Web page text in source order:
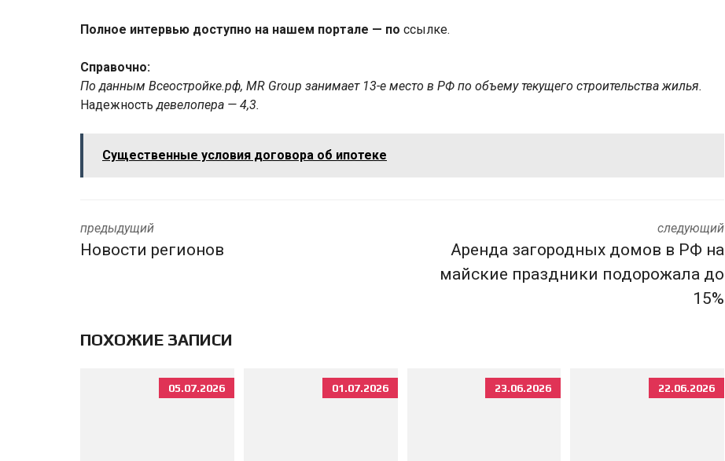
Полное интервью доступно на нашем портале — по ссылке.
Справочно:
По данным Всeостройке.pф, MR Group занимает 13-е место в РФ по объему текущего строительства жилья.
Надежность девелопера — 4,3.
Существенные условия договора об ипотеке
предыдущий
Новости регионов
следующий
Аренда загородных домов в РФ на
майские праздники подорожала до
15%
ПОХОЖИЕ ЗАПИСИ
05.07.2026 01.07.2026 23.06.2026 22.06.2026